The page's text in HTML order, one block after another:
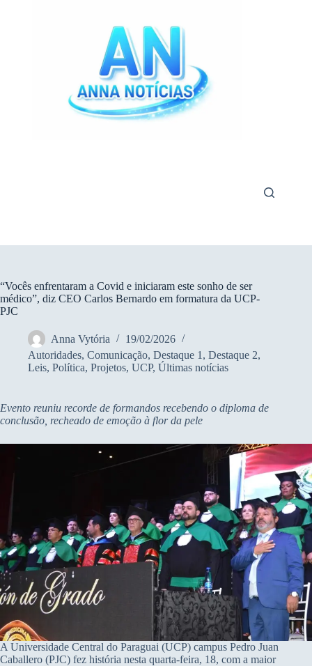
“Vocês enfrentaram a Covid e iniciaram este sonho de ser
médico”, diz CEO Carlos Bernardo em formatura da UCP-
PJC
Anna Vytória
19/02/2026
Autoridades, Comunicação, Destaque 1 , Destaque 2,
Leis, Política, Projetos, UCP, Últimas notícias
Evento reuniu recorde de formandos recebendo o diploma de
conclusão, recheado de emoção à flor da pele
A Universidade Central do Paraguai (UCP) campus Pedro Juan
Caballero (PJC) fez história nesta quarta-feira, 18, com a maior